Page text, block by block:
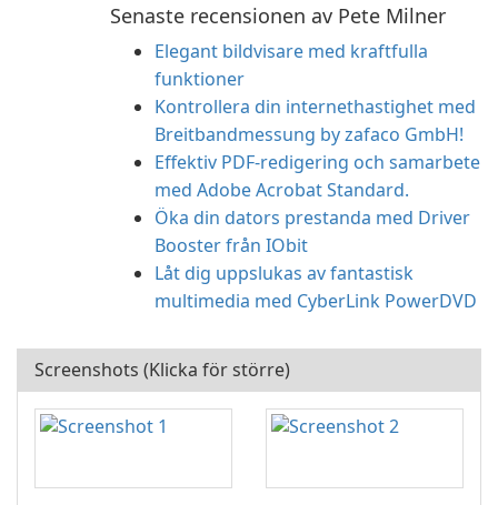
Senaste recensionen av Pete Milner
Elegant bildvisare med kraftfulla
funktioner
Kontrollera din internethastighet med
Breitbandmessung by zafaco GmbH!
Effektiv PDF-redigering och samarbete
med Adobe Acrobat Standard.
Öka din dators prestanda med Driver
Booster från IObit
Låt dig uppslukas av fantastisk
multimedia med CyberLink PowerDVD
Screenshots (Klicka för större)